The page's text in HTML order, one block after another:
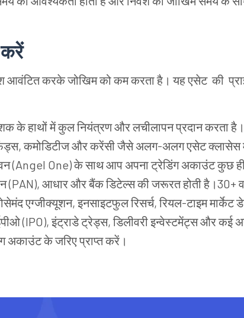
करें
आवंटितकरकेजोखिमकोकमकरताहै। यहएसेट की
केहाथोंमेंकुलनियंत्रणऔरलचीलापनप्रदानकरताहै।
फंड्स, कमोडिटीज और करेंसी जैसे अलग-अलग एसेट क्लासेस
(Angel One) के साथ आप अपना ट्रेडिंग अकाउंट कुछ ही
आधार और बैंक डिटेल्स की जरूरत होती है।30+
एग्जीक्यूशन, इनसाइटफुल रिसर्च, रियल-टाइम मार्केट
(IPO), इंट्राडे ट्रेड्स, डिलीवरी इन्वेस्टमेंट्स और कई
अकाउंट के जरिए प्राप्त करें।